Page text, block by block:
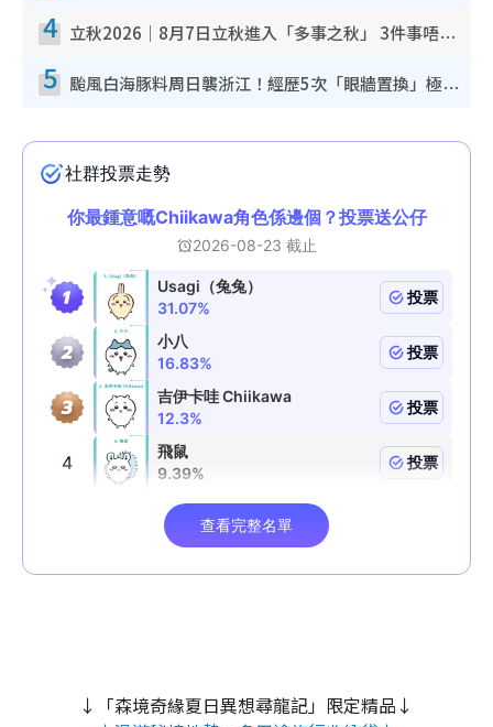
4 立秋2026｜8月7日立秋進入「多事之秋」 3件事唔做得！專家教6招開運 清枱頭／銀包納氣接好運
5 颱風白海豚料周日襲浙江！經歷5次「眼牆置換」極罕見 成登陸內地最長途颱風
↓「森境奇緣夏日異想尋龍記」限定精品↓